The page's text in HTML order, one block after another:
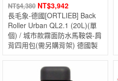
NT$4,380 NT$3,942
長毛象-德國[ORTLIEB] Back
Roller Urban QL2.1 (20L)(單
個) / 城市款霧面防水馬鞍袋-肩
背四用包(需另購背架) 德國製